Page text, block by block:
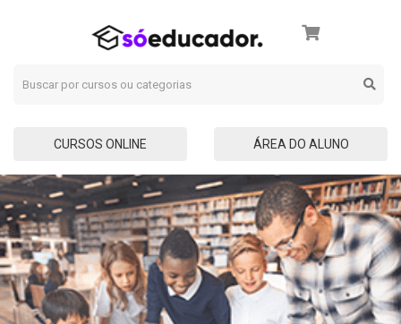
CURSOS ONLINE ÁREA DO ALUNO